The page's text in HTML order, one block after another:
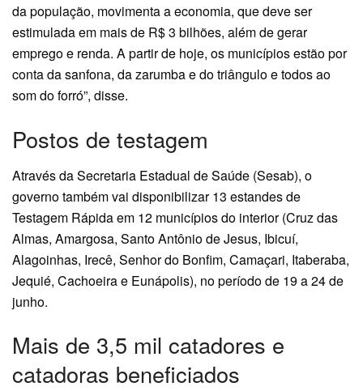
da população, movimenta a economia, que deve ser
estimulada em mais de R$ 3 bilhões, além de gerar
emprego e renda. A partir de hoje, os municípios estão por
conta da sanfona, da zarumba e do triângulo e todos ao
som do forró”, disse.
Postos de testagem
Através da Secretaria Estadual de Saúde (Sesab), o
governo também vai disponibilizar 13 estandes de
Testagem Rápida em 12 municípios do interior (Cruz das
Almas, Amargosa, Santo Antônio de Jesus, Ibicuí,
Alagoinhas, Irecê, Senhor do Bonfim, Camaçari, Itaberaba,
Jequié, Cachoeira e Eunápolis), no período de 19 a 24 de
junho.
Mais de 3,5 mil catadores e
catadoras beneficiados